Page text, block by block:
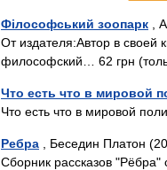
Філософський зоопарк ,
От издателя:Автор в своей
философский… 62 грн
Что есть что в мировой
Что есть что в мировой
Ребра , Беседин Платон
Сборник рассказов "Рёбра"